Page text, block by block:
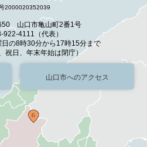
2000020352039
山口市亀山町2番1号
922-4111（代表）
の8時30分から17時15分まで
祝日、年末年始は閉庁）
山口市へのアクセス